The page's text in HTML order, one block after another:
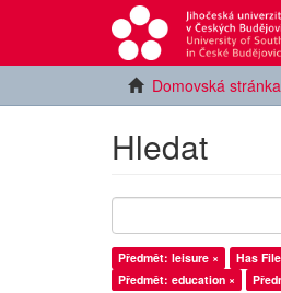
Domovská
Hledat
Předmět: leisure × Has
Předmět: education ×